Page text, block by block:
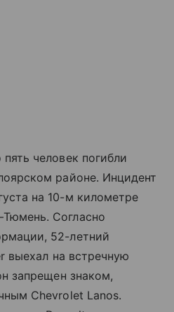
человек погибли
районе. Инцидент
на 10-м километре
Согласно
52-летний
выехал на встречную
запрещен знаком,
Chevrolet Lanos.